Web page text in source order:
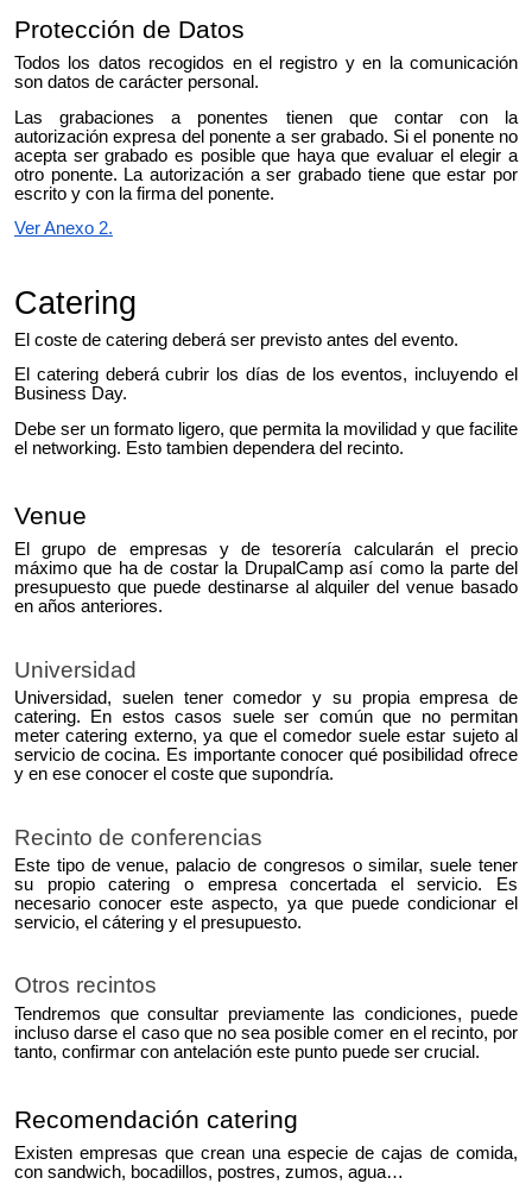
Protección de Datos
Todos los datos recogidos en el registro y en la comunicación
son datos de carácter personal.
Las grabaciones a ponentes tienen que contar con la
autorización expresa del ponente a ser grabado. Si el ponente no
acepta ser grabado es posible que haya que evaluar el elegir a
otro ponente. La autorización a ser grabado tiene que estar por
escrito y con la firma del ponente.
Ver Anexo 2.
Catering
El coste de catering deberá ser previsto antes del evento.
El catering deberá cubrir los días de los eventos, incluyendo el
Business Day.
Debe ser un formato ligero, que permita la movilidad y que facilite
el networking. Esto tambien dependera del recinto.
Venue
El grupo de empresas y de tesorería calcularán el precio
máximo que ha de costar la DrupalCamp así como la parte del
presupuesto que puede destinarse al alquiler del venue basado
en años anteriores.
Universidad
Universidad, suelen tener comedor y su propia empresa de
catering. En estos casos suele ser común que no permitan
meter catering externo, ya que el comedor suele estar sujeto al
servicio de cocina. Es importante conocer qué posibilidad ofrece
y en ese conocer el coste que supondría.
Recinto de conferencias
Este tipo de venue, palacio de congresos o similar, suele tener
su propio catering o empresa concertada el servicio. Es
necesario conocer este aspecto, ya que puede condicionar el
servicio, el cátering y el presupuesto.
Otros recintos
Tendremos que consultar previamente las condiciones, puede
incluso darse el caso que no sea posible comer en el recinto, por
tanto, confirmar con antelación este punto puede ser crucial.
Recomendación catering
Existen empresas que crean una especie de cajas de comida,
con sandwich, bocadillos, postres, zumos, agua…